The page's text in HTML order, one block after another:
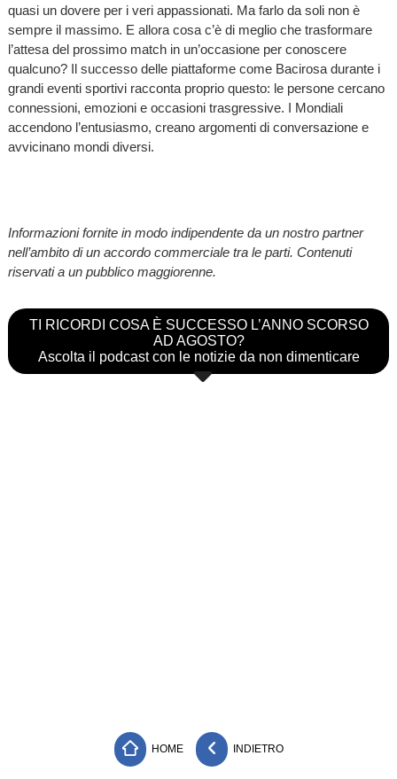
quasi un dovere per i veri appassionati. Ma farlo da soli non è
sempre il massimo. E allora cosa c’è di meglio che trasformare
l’attesa del prossimo match in un’occasione per conoscere
qualcuno? Il successo delle piattaforme come Bacirosa durante i
grandi eventi sportivi racconta proprio questo: le persone cercano
connessioni, emozioni e occasioni trasgressive. I Mondiali
accendono l’entusiasmo, creano argomenti di conversazione e
avvicinano mondi diversi.
Informazioni fornite in modo indipendente da un nostro partner
nell’ambito di un accordo commerciale tra le parti. Contenuti
riservati a un pubblico maggiorenne.
TI RICORDI COSA È SUCCESSO L’ANNO SCORSO
AD AGOSTO?
Ascolta il podcast con le notizie da non dimenticare
HOME INDIETRO